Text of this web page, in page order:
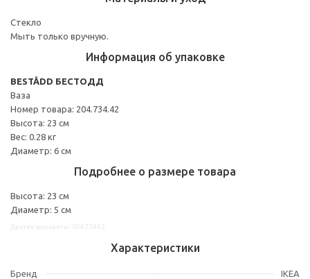
Стекло
Мыть только вручную.
Информация об упаковке
BESTÅDD БЕСТОДД
Ваза
Номер товара: 204.734.42
Высота: 23 см
Вес: 0.28 кг
Диаметр: 6 см
Подробнее о размере товара
Высота: 23 см
Диаметр: 5 см
Характеристики
Бренд
IKEA